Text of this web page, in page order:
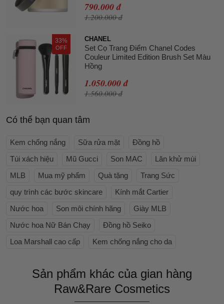
Pháp
790.000 đ
1.200.000 đ
33%
OFF
CHANEL
Set Cọ Trang Điểm Chanel Codes
Couleur Limited Edition Brush Set Màu
Hồng
1.050.000 đ
1.560.000 đ
Có thể bạn quan tâm
Kem chống nắng Sữa rửa mặt
Đồng hồ
Túi xách hiệu
Mũ Gucci Son MAC
Lăn khử mùi
MLB
Mua mỹ phẩm Quà tặng
Trang Sức
quy trình các bước skincare
Kính mắt Cartier
Nước hoa
Son môi chính hãng
Giày MLB
Nước hoa Nữ Bán Chạy
Đồng hồ Seiko
Loa Marshall cao cấp
Kem chống nắng cho da
Sản phẩm khác của gian hàng
Raw&Rare Cosmetics